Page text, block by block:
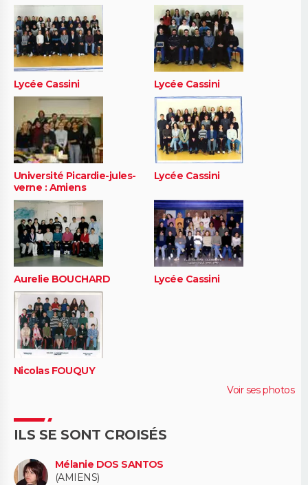
Lycée Cassini Lycée Cassini
Université Picardie-jules-
verne : Amiens
Lycée Cassini
Aurelie BOUCHARD Lycée Cassini
Nicolas FOUQUY
Voir ses photos
ILS SE SONT CROISÉS
Mélanie DOS SANTOS
(AMIENS)